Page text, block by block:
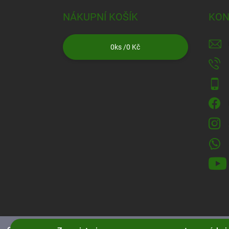
NÁKUPNÍ KOŠÍK
0ks /0 Kč